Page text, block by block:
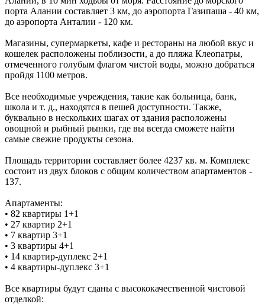
порта Алании составляет 3 км, до аэропорта Газипаша - 40 км,
до аэропорта Анталии - 120 км.
Магазины, супермаркеты, кафе и рестораны на любой вкус и
кошелек расположены поблизости, а до пляжа Клеопатры,
отмеченного голубым флагом чистой воды, можно добраться
пройдя 1100 метров.
Все необходимые учреждения, такие как больница, банк,
школа и т. д., находятся в пешей доступности. Также,
буквально в нескольких шагах от здания расположены
овощной и рыбный рынки, где вы всегда сможете найти
самые свежие продукты сезона.
Площадь территории составляет более 4237 кв. м. Комплекс
состоит из двух блоков с общим количеством апартаментов -
137.
Апартаменты:
• 82 квартиры 1+1
• 27 квартир 2+1
• 7 квартир 3+1
• 3 квартиры 4+1
• 14 квартир-дуплекс 2+1
• 4 квартиры-дуплекс 3+1
Все квартиры будут сданы с высококачественной чистовой
отделкой: